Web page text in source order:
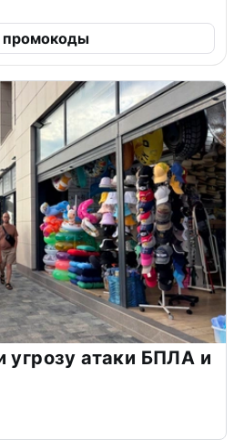
промокоды
угрозу атаки БПЛА и